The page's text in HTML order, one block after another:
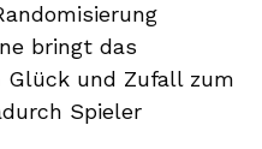
bringt das
Glück und Zufall zum
Spieler